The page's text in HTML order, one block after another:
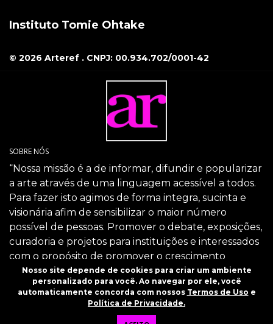
Instituto Tomie Ohtake
© 2026 Arteref . CNPJ: 00.934.702/0001-42
SOBRE NÓS
“Nossa missão é a de informar, difundir e popularizar
a arte através de uma linguagem acessível a todos.
Para fazer isto agimos de forma integra, sucinta e
visionária afim de sensibilizar o maior número
possível de pessoas. Promover o debate, exposições,
curadoria e projetos para instituições e interessados
com o propósito de promover o crescimento
intelectual da sociedade através da arte.”
SIGA-NOS
Nosso site depende de cookies para criar um ambiente
personalizado para você. Ao navegar por ele, você
automaticamente concorda com nossos Termos de Uso e
Política de Privacidade.